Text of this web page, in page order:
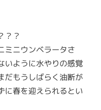
？？
ミニウンベラータさ
いように水やりの感覚
だもうしばらく油断が
に春を迎えられるとい